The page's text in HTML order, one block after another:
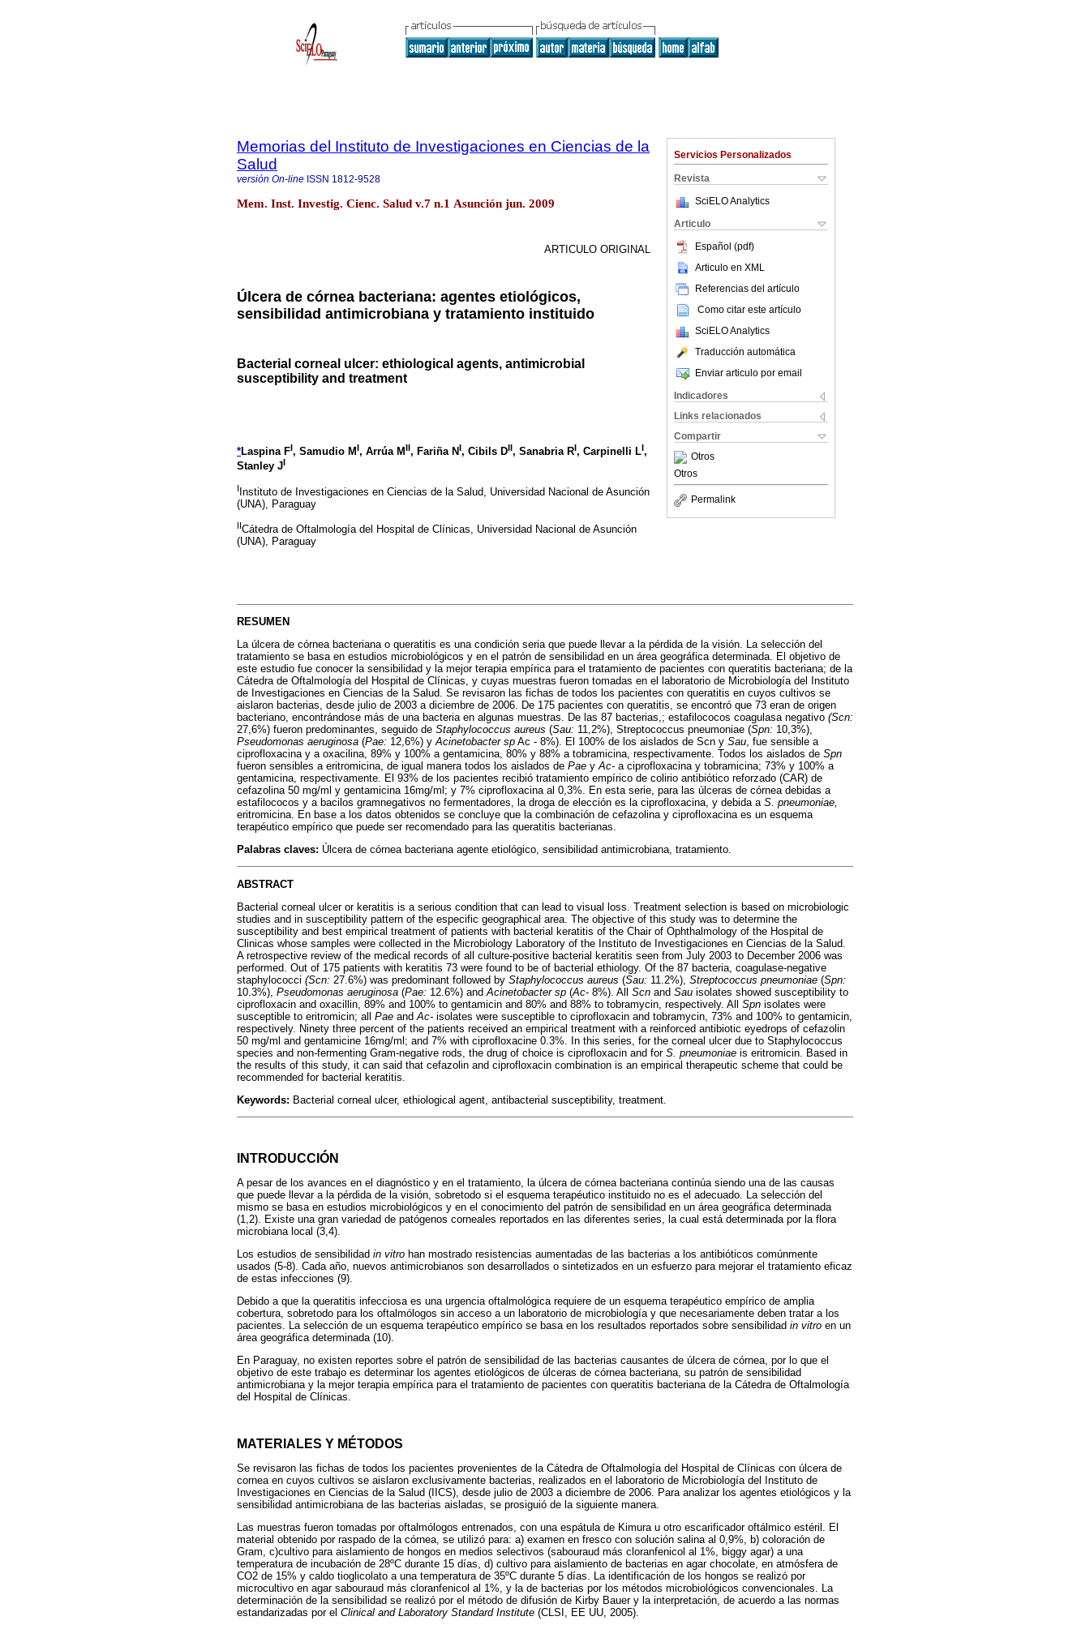
Servicios Personalizados
Revista
SciELO Analytics
Articulo
Español (pdf)
Articulo en XML
Referencias del artículo
Como citar este artículo
SciELO Analytics
Traducción automática
Enviar articulo por email
Indicadores
Links relacionados
Compartir
Otros
Otros
Permalink
Memorias del Instituto de Investigaciones en Ciencias de la
Salud
versión On-line ISSN 1812-9528
Mem. Inst. Investig. Cienc. Salud v.7 n.1 Asunción jun. 2009
ARTICULO ORIGINAL
Úlcera de córnea bacteriana: agentes etiológicos,
sensibilidad antimicrobiana y tratamiento instituido
Bacterial corneal ulcer: ethiological agents, antimicrobial
susceptibility and treatment
*Laspina FI, Samudio MI, Arrúa MII, Fariña NI, Cibils DII, Sanabria RI, Carpinelli LI,
Stanley JI
IInstituto de Investigaciones en Ciencias de la Salud, Universidad Nacional de Asunción
(UNA), Paraguay
IICátedra de Oftalmología del Hospital de Clínicas, Universidad Nacional de Asunción
(UNA), Paraguay
RESUMEN
La úlcera de córnea bacteriana o queratitis es una condición seria que puede llevar a la pérdida de la visión. La selección del
tratamiento se basa en estudios microbiológicos y en el patrón de sensibilidad en un área geográfica determinada. El objetivo de
este estudio fue conocer la sensibilidad y la mejor terapia empírica para el tratamiento de pacientes con queratitis bacteriana; de la
Cátedra de Oftalmología del Hospital de Clínicas, y cuyas muestras fueron tomadas en el laboratorio de Microbiología del Instituto
de Investigaciones en Ciencias de la Salud. Se revisaron las fichas de todos los pacientes con queratitis en cuyos cultivos se
aislaron bacterias, desde julio de 2003 a diciembre de 2006. De 175 pacientes con queratitis, se encontró que 73 eran de origen
bacteriano, encontrándose más de una bacteria en algunas muestras. De las 87 bacterias,; estafilococos coagulasa negativo (Scn:
27,6%) fueron predominantes, seguido de Staphylococcus aureus (Sau: 11,2%), Streptococcus pneumoniae (Spn: 10,3%),
Pseudomonas aeruginosa (Pae: 12,6%) yAcinetobacter sp Ac - 8%). El 100% de los aislados de Scn y Sau, fue sensible a
ciprofloxacina y a oxacilina, 89% y 100% a gentamicina, 80% y 88% a tobramicina, respectivamente. Todos los aislados de Spn
fueron sensibles a eritromicina, de igual manera todos los aislados de Pae y Ac- a ciprofloxacina y tobramicina; 73% y 100% a
gentamicina, respectivamente. El 93% de los pacientes recibió tratamiento empírico de colirio antibiótico reforzado (CAR) de
cefazolina 50 mg/ml y gentamicina 16mg/ml; y 7% ciprofloxacina al 0,3%. En esta serie, para las úlceras de córnea debidas a
estafilococos y a bacilos gramnegativos no fermentadores, la droga de elección es la ciprofloxacina, y debida a S. pneumoniae,
eritromicina. En base a los datos obtenidos se concluye que la combinación de cefazolina y ciprofloxacina es un esquema
terapéutico empírico que puede ser recomendado para las queratitis bacterianas.
Palabras claves: Úlcera de córnea bacteriana agente etiológico, sensibilidad antimicrobiana, tratamiento.
ABSTRACT
Bacterial corneal ulcer or keratitis is a serious condition that can lead to visual loss. Treatment selection is based on microbiologic
studies and in susceptibility pattern of the especific geographical area. The objective of this study was to determine the
susceptibility and best empirical treatment of patients with bacterial keratitis of the Chair of Ophthalmology of the Hospital de
Clinicas whose samples were collected in the Microbiology Laboratory of the Instituto de Investigaciones en Ciencias de la Salud.
A retrospective review of the medical records of all culture-positive bacterial keratitis seen from July 2003 to December 2006 was
performed. Out of 175 patients with keratitis 73 were found to be of bacterial ethiology. Of the 87 bacteria, coagulase-negative
staphylococci (Scn: 27.6%) was predominant followed by Staphylococcus aureus (Sau: 11.2%), Streptococcus pneumoniae (Spn:
10.3%), Pseudomonas aeruginosa (Pae: 12.6%) and Acinetobacter sp (Ac- 8%). All Scn and Sau isolates showed susceptibility to
ciprofloxacin and oxacillin, 89% and 100% to gentamicin and 80% and 88% to tobramycin, respectively. All Spn isolates were
susceptible to eritromicin; all Pae and Ac- isolates were susceptible to ciprofloxacin and tobramycin, 73% and 100% to gentamicin,
respectively. Ninety three percent of the patients received an empirical treatment with a reinforced antibiotic eyedrops of cefazolin
50 mg/ml and gentamicine 16mg/ml; and 7% with ciprofloxacine 0.3%. In this series, for the corneal ulcer due to Staphylococcus
species and non-fermenting Gram-negative rods, the drug of choice is ciprofloxacin and for S. pneumoniae is eritromicin. Based in
the results of this study, it can said that cefazolin and ciprofloxacin combination is an empirical therapeutic scheme that could be
recommended for bacterial keratitis.
Keywords: Bacterial corneal ulcer, ethiological agent, antibacterial susceptibility, treatment.
INTRODUCCIÓN
A pesar de los avances en el diagnóstico y en el tratamiento, la úlcera de córnea bacteriana continúa siendo una de las causas
que puede llevar a la pérdida de la visión, sobretodo si el esquema terapéutico instituido no es el adecuado. La selección del
mismo se basa en estudios microbiológicos y en el conocimiento del patrón de sensibilidad en un área geográfica determinada
(1,2). Existe una gran variedad de patógenos corneales reportados en las diferentes series, la cual está determinada por la flora
microbiana local (3,4).
Los estudios de sensibilidad in vitro han mostrado resistencias aumentadas de las bacterias a los antibióticos comúnmente
usados (5-8). Cada año, nuevos antimicrobianos son desarrollados o sintetizados en un esfuerzo para mejorar el tratamiento eficaz
de estas infecciones (9).
Debido a que la queratitis infecciosa es una urgencia oftalmológica requiere de un esquema terapéutico empírico de amplia
cobertura, sobretodo para los oftalmólogos sin acceso a un laboratorio de microbiología y que necesariamente deben tratar a los
pacientes. La selección de un esquema terapéutico empírico se basa en los resultados reportados sobre sensibilidad in vitro en un
área geográfica determinada (10).
En Paraguay, no existen reportes sobre el patrón de sensibilidad de las bacterias causantes de úlcera de córnea, por lo que el
objetivo de este trabajo es determinar los agentes etiológicos de úlceras de córnea bacteriana, su patrón de sensibilidad
antimicrobiana y la mejor terapia empírica para el tratamiento de pacientes con queratitis bacteriana de la Cátedra de Oftalmología
del Hospital de Clínicas.
MATERIALES Y MÉTODOS
Se revisaron las fichas de todos los pacientes provenientes de la Cátedra de Oftalmología del Hospital de Clínicas con úlcera de
cornea en cuyos cultivos se aislaron exclusivamente bacterias, realizados en el laboratorio de Microbiología del Instituto de
Investigaciones en Ciencias de la Salud (IICS), desde julio de 2003 a diciembre de 2006. Para analizar los agentes etiológicos y la
sensibilidad antimicrobiana de las bacterias aisladas, se prosiguió de la siguiente manera.
Las muestras fueron tomadas por oftalmólogos entrenados, con una espátula de Kimura u otro escarificador oftálmico estéril. El
material obtenido por raspado de la córnea, se utilizó para: a) examen en fresco con solución salina al 0,9%, b) coloración de
Gram, c)cultivo para aislamiento de hongos en medios selectivos (sabouraud más cloranfenicol al 1%, biggy agar) a una
temperatura de incubación de 28ºC durante 15 días, d) cultivo para aislamiento de bacterias en agar chocolate, en atmósfera de
CO2 de 15% y caldo tioglicolato a una temperatura de 35ºC durante 5 días. La identificación de los hongos se realizó por
microcultivo en agar sabouraud más cloranfenicol al 1%, y la de bacterias por los métodos microbiológicos convencionales. La
determinación de la sensibilidad se realizó por el método de difusión de Kirby Bauer y la interpretación, de acuerdo a las normas
estandarizadas por el Clinical and Laboratory Standard Institute (CLSI, EE UU, 2005).